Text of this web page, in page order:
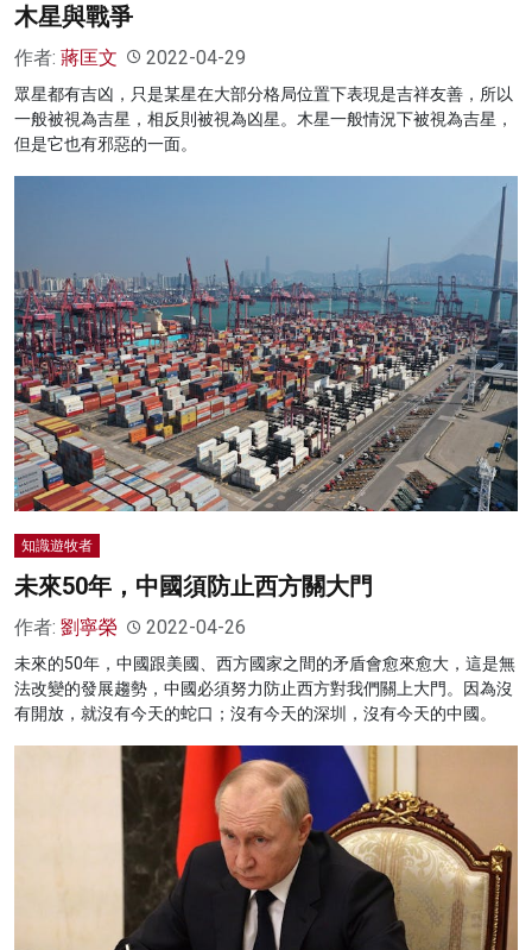
木星與戰爭
作者: 蔣匡文 2022-04-29
眾星都有吉凶，只是某星在大部分格局位置下表現是吉祥友善，所以
一般被視為吉星，相反則被視為凶星。木星一般情況下被視為吉星，
但是它也有邪惡的一面。
知識遊牧者
未來50年，中國須防止西方關大門
作者: 劉寧榮 2022-04-26
未來的50年，中國跟美國、西方國家之間的矛盾會愈來愈大，這是無
法改變的發展趨勢，中國必須努力防止西方對我們關上大門。因為沒
有開放，就沒有今天的蛇口；沒有今天的深圳，沒有今天的中國。